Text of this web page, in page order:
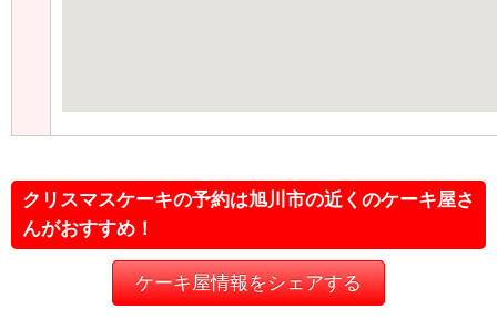
クリスマスケーキの予約は旭川市の近くのケーキ屋さ
んがおすすめ！
ケーキ屋情報をシェアする